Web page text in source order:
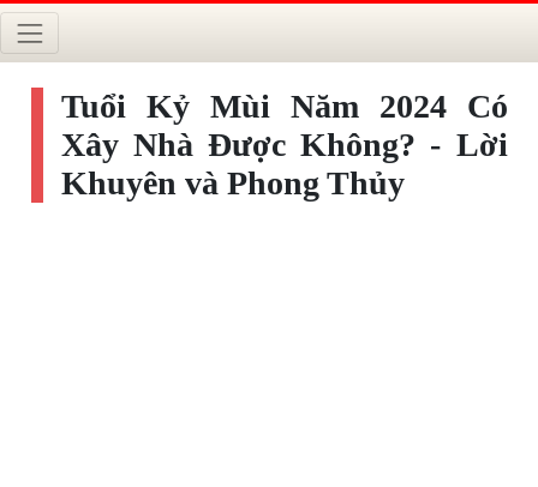
Tuổi Kỷ Mùi Năm 2024 Có
Xây Nhà Được Không? - Lời
Khuyên và Phong Thủy